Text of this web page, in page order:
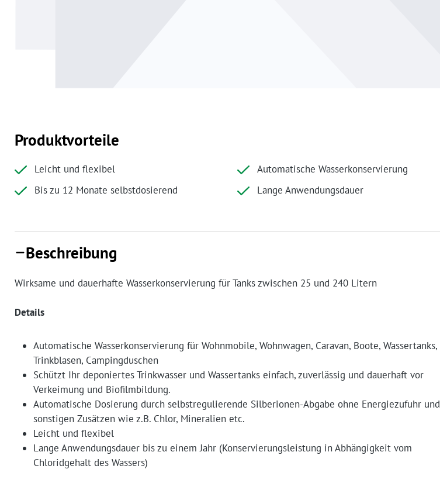
Produktvorteile
Leicht und flexibel
Bis zu 12 Monate selbstdosierend
Automatische Wasserkonservierung
Lange Anwendungsdauer
Beschreibung
Wirksame und dauerhafte Wasserkonservierung für Tanks zwischen 25 und 240 Litern
Details
Automatische Wasserkonservierung für Wohnmobile, Wohnwagen, Caravan, Boote, Wassertanks,
Trinkblasen, Campingduschen
Schützt Ihr deponiertes Trinkwasser und Wassertanks einfach, zuverlässig und dauerhaft vor
Verkeimung und Biofilmbildung.
Automatische Dosierung durch selbstregulierende Silberionen-Abgabe ohne Energiezufuhr und
sonstigen Zusätzen wie z.B. Chlor, Mineralien etc.
Leicht und flexibel
Lange Anwendungsdauer bis zu einem Jahr (Konservierungsleistung in Abhängigkeit vom
Chloridgehalt des Wassers)